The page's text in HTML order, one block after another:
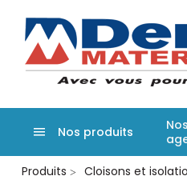
Aller
Nos produits
Nos
Produits
Cloisons et